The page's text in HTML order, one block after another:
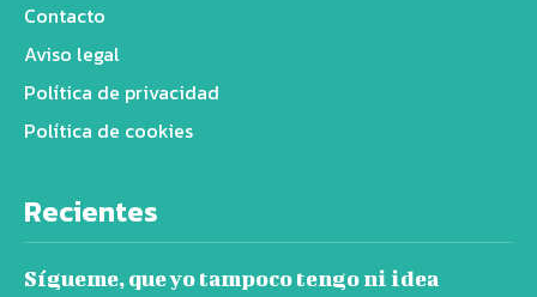
Contacto
Aviso legal
Política de privacidad
Política de cookies
Recientes
Sígueme, que yo tampoco tengo ni idea